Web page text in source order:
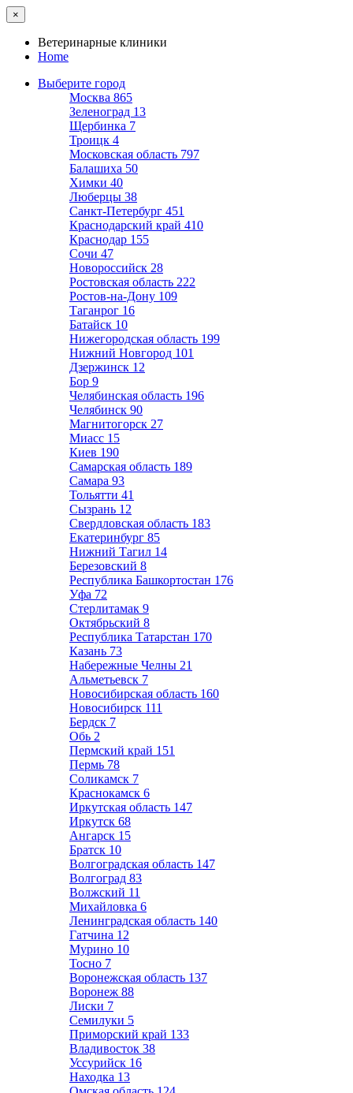
×
Ветеринарные клиники
Home
Выберите город
Москва 865
Зеленоград 13
Щербинка 7
Троицк 4
Московская область 797
Балашиха 50
Химки 40
Люберцы 38
Санкт-Петербург 451
Краснодарский край 410
Краснодар 155
Сочи 47
Новороссийск 28
Ростовская область 222
Ростов-на-Дону 109
Таганрог 16
Батайск 10
Нижегородская область 199
Нижний Новгород 101
Дзержинск 12
Бор 9
Челябинская область 196
Челябинск 90
Магнитогорск 27
Миасс 15
Киев 190
Самарская область 189
Самара 93
Тольятти 41
Сызрань 12
Свердловская область 183
Екатеринбург 85
Нижний Тагил 14
Березовский 8
Республика Башкортостан 176
Уфа 72
Стерлитамак 9
Октябрьский 8
Республика Татарстан 170
Казань 73
Набережные Челны 21
Альметьевск 7
Новосибирская область 160
Новосибирск 111
Бердск 7
Обь 2
Пермский край 151
Пермь 78
Соликамск 7
Краснокамск 6
Иркутская область 147
Иркутск 68
Ангарск 15
Братск 10
Волгоградская область 147
Волгоград 83
Волжский 11
Михайловка 6
Ленинградская область 140
Гатчина 12
Мурино 10
Тосно 7
Воронежская область 137
Воронеж 88
Лиски 7
Семилуки 5
Приморский край 133
Владивосток 38
Уссурийск 16
Находка 13